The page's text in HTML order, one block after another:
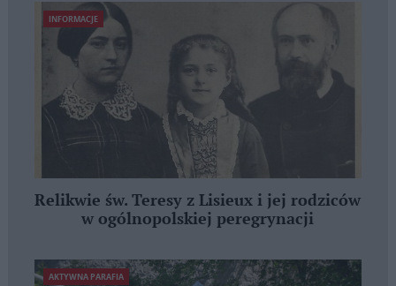
INFORMACJE
Relikwie św. Teresy z Lisieux i jej rodziców
w ogólnopolskiej peregrynacji
AKTYWNA PARAFIA